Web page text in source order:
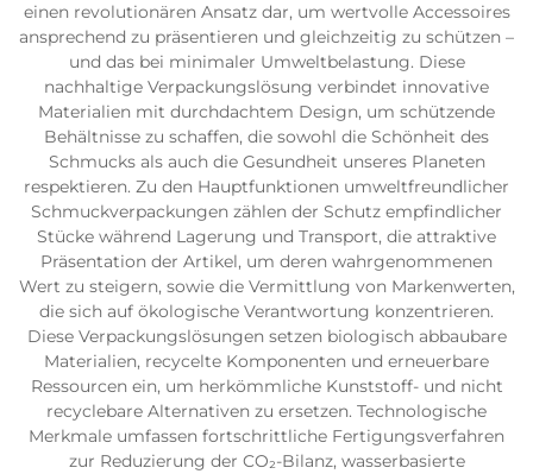
einen revolutionären Ansatz dar, um wertvolle Accessoires
ansprechend zu präsentieren und gleichzeitig zu schützen –
und das bei minimaler Umweltbelastung. Diese
nachhaltige Verpackungslösung verbindet innovative
Materialien mit durchdachtem Design, um schützende
Behältnisse zu schaffen, die sowohl die Schönheit des
Schmucks als auch die Gesundheit unseres Planeten
respektieren. Zu den Hauptfunktionen umweltfreundlicher
Schmuckverpackungen zählen der Schutz empfindlicher
Stücke während Lagerung und Transport, die attraktive
Präsentation der Artikel, um deren wahrgenommenen
Wert zu steigern, sowie die Vermittlung von Markenwerten,
die sich auf ökologische Verantwortung konzentrieren.
Diese Verpackungslösungen setzen biologisch abbaubare
Materialien, recycelte Komponenten und erneuerbare
Ressourcen ein, um herkömmliche Kunststoff- und nicht
recyclebare Alternativen zu ersetzen. Technologische
Merkmale umfassen fortschrittliche Fertigungsverfahren
zur Reduzierung der CO₂-Bilanz, wasserbasierte